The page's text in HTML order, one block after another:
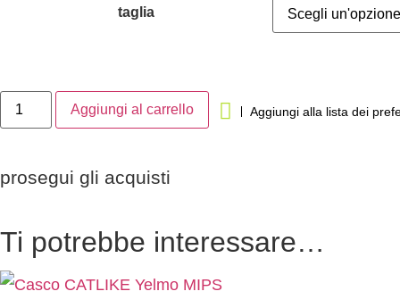
taglia
Aggiungi al carrello Aggiungi alla lista dei
prosegui gli acquisti
Ti potrebbe interessare…